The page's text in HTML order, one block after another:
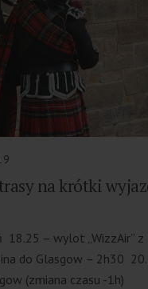
na krótki
18.25 – wylot „WizzAir”
do Glasgow – 2h30
(zmiana czasu -1h)